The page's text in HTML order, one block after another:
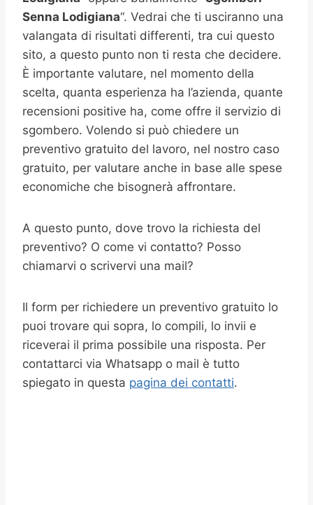
Senna Lodigiana“. Vedrai che ti usciranno una
valangata di risultati differenti, tra cui questo
sito, a questo punto non ti resta che decidere.
È importante valutare, nel momento della
scelta, quanta esperienza ha l’azienda, quante
recensioni positive ha, come offre il servizio di
sgombero. Volendo si può chiedere un
preventivo gratuito del lavoro, nel nostro caso
gratuito, per valutare anche in base alle spese
economiche che bisognerà affrontare.
A questo punto, dove trovo la richiesta del
preventivo? O come vi contatto? Posso
chiamarvi o scrivervi una mail?
Il form per richiedere un preventivo gratuito lo
puoi trovare qui sopra, lo compili, lo invii e
riceverai il prima possibile una risposta. Per
contattarci via Whatsapp o mail è tutto
spiegato in questa pagina dei contatti.